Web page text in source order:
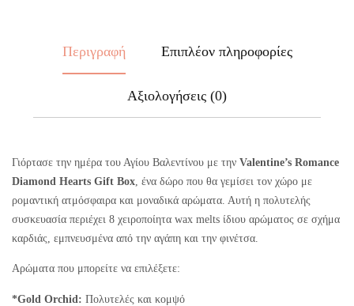
Περιγραφή Επιπλέον πληροφορίες
Αξιολογήσεις (0)
Γιόρτασε την ημέρα του Αγίου Βαλεντίνου με την Valentine’s Romance
Diamond Hearts Gift Box , ένα δώρο που θα γεμίσει τον χώρο με
ρομαντική ατμόσφαιρα και μοναδικά αρώματα. Αυτή η πολυτελής
συσκευασία περιέχει 8 χειροποίητα wax melts ίδιου αρώματος σε σχήμα
καρδιάς, εμπνευσμένα από την αγάπη και την φινέτσα.
Αρώματα που μπορείτε να επιλέξετε:
*Gold Orchid: Πολυτελές και κομψό